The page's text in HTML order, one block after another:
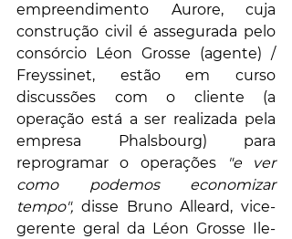
empreendimento Aurore, cuja
construção civil é assegurada pelo
consórcio Léon Grosse (agente) /
Freyssinet, estão em curso
discussões com o cliente (a
operação está a ser realizada pela
empresa Phalsbourg) para
reprogramar o operações
"e ver
como podemos economizar
tempo", disse Bruno Alleard, vice-
gerente geral da Léon Grosse Ile-